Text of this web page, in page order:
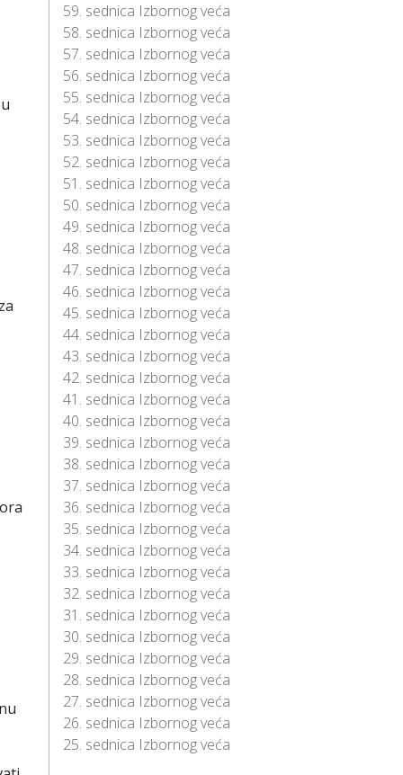
59. sednica Izbornog veća
58. sednica Izbornog veća
57. sednica Izbornog veća
56. sednica Izbornog veća
55. sednica Izbornog veća
54. sednica Izbornog veća
53. sednica Izbornog veća
52. sednica Izbornog veća
51. sednica Izbornog veća
50. sednica Izbornog veća
49. sednica Izbornog veća
48. sednica Izbornog veća
47. sednica Izbornog veća
46. sednica Izbornog veća
45. sednica Izbornog veća
44. sednica Izbornog veća
43. sednica Izbornog veća
42. sednica Izbornog veća
41. sednica Izbornog veća
40. sednica Izbornog veća
39. sednica Izbornog veća
38. sednica Izbornog veća
37. sednica Izbornog veća
36. sednica Izbornog veća
35. sednica Izbornog veća
34. sednica Izbornog veća
33. sednica Izbornog veća
32. sednica Izbornog veća
31. sednica Izbornog veća
30. sednica Izbornog veća
29. sednica Izbornog veća
28. sednica Izbornog veća
27. sednica Izbornog veća
26. sednica Izbornog veća
25. sednica Izbornog veća